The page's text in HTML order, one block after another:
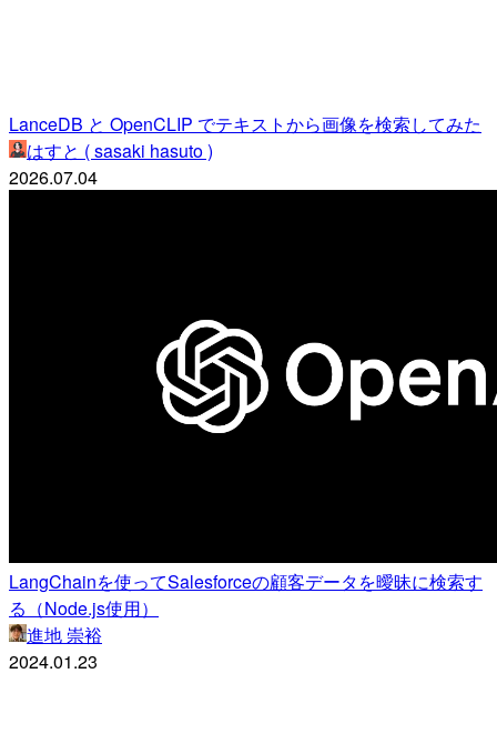
LanceDB と OpenCLIP でテキストから画像を検索してみた
はすと ( sasaki hasuto )
2026.07.04
LangChainを使ってSalesforceの顧客データを曖昧に検索す
る（Node.js使用）
進地 崇裕
2024.01.23